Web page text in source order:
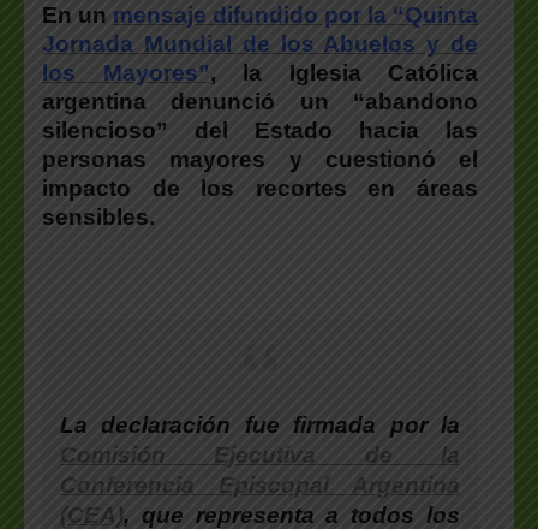
En un mensaje difundido por la “Quinta
Jornada Mundial de los Abuelos y de
los Mayores”, la Iglesia Católica
argentina denunció un “abandono
silencioso” del Estado hacia las
personas mayores y cuestionó el
impacto de los recortes en áreas
sensibles.
La declaración fue firmada por la
Comisión Ejecutiva de la
Conferencia Episcopal Argentina
(CEA), que representa a todos los